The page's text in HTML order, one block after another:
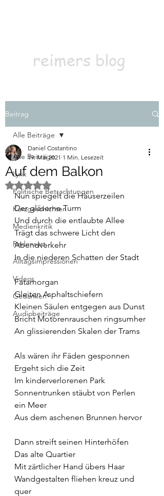
reimers blog
Beitrag
Alle Beiträge
Lyrik
Politische Betrachtungen
Kurzgeschichten
Medienkritik
Redensart
Alltagsimpressionen
Videos
Gedanken
Audiobeiträge
Alle Beiträge
Auf dem Balkon
Daniel Costantino
19. Mai 2021 1 Min. Lesezeit
Mit NaN von 5 Sternen bewertet.
Nun spiegelt die Häuserzeilen
Der gläserne Turm
Und durch die entlaubte Allee
Trägt das schwere Licht den
Abendverkehr
In die niederen Schatten der Stadt
Fatamorgan
Gleiten Asphaltschiefern
Kleinen Säulen entgegen aus Dunst
Bricht Motorenrauschen ringsumher
An glissierenden Skalen der Trams
Als wären ihr Fäden gesponnen
Ergeht sich die Zeit
Im kinderverlorenen Park
Sonnentrunken stäubt von Perlen
ein Meer
Aus dem aschenen Brunnen hervor
Dann streift seinen Hinterhöfen
Das alte Quartier
Mit zärtlicher Hand übers Haar
Wandgestalten fliehen kreuz und
quer